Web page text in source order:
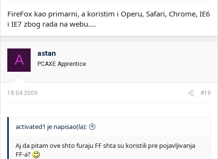
FireFox kao primarni, a koristim i Operu, Safari, Chrome, IE6
i IE7 zbog rada na webu....
A astan
PCAXE Apprentice
18.04.2009. #19
activated1 je napisao(la):
Aj da pitam ove shto furaju FF shta su koristili pre pojavljivanja
FF-a?